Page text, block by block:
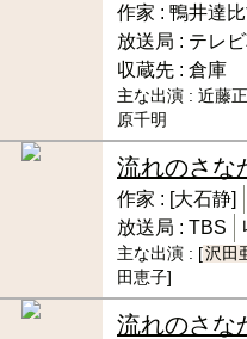
作家 : 鴨井達
放送局 : テレ
収蔵先 : 倉庫
主な出演 : 近藤
原千明
流れのさな
作家 : [大石静]
放送局 : TBS
主な出演 : [沢田
田恵子]
流れのさな